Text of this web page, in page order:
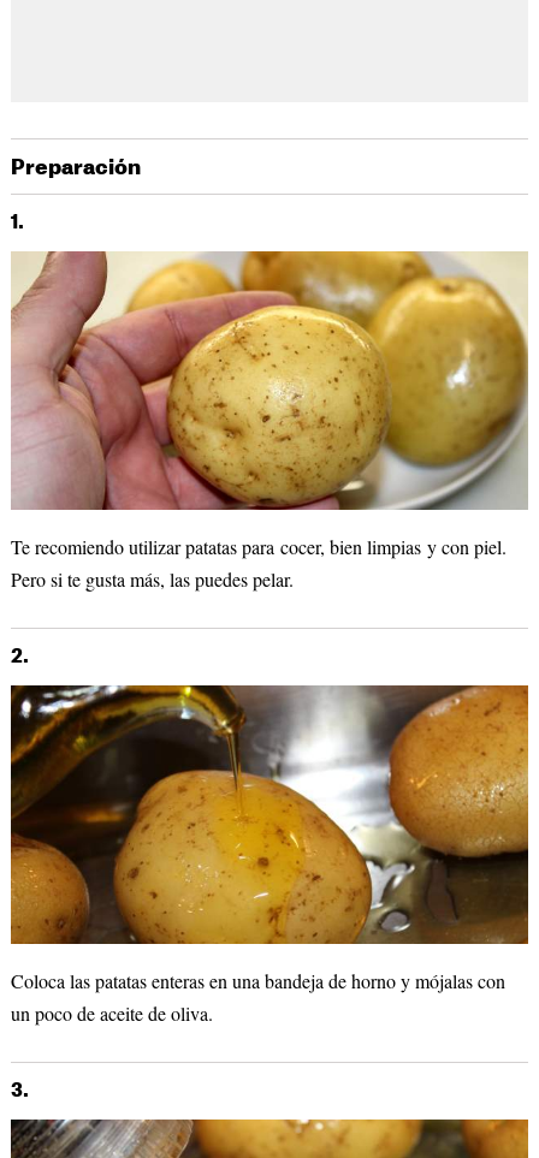
Preparación
1.
Te recomiendo utilizar patatas para cocer, bien limpias y con piel.
Pero si te gusta más, las puedes pelar.
2.
Coloca las patatas enteras en una bandeja de horno y mójalas con
un poco de aceite de oliva.
3.